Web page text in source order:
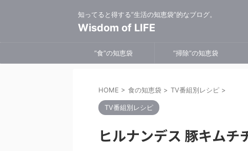
知ってると得する”生活の知恵袋”的なブログ。
Wisdom of LIFE
”食”の知恵袋 ”掃除”の知恵袋
HOME > 食の知恵袋 > TV番組別レシピ >
TV番組別レシピ
ヒルナンデス 豚キムチ